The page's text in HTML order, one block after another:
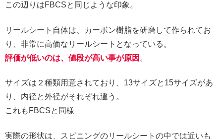
この辺りはFBCSと同じような印象。
リールシート自体は、カーボン樹脂を研磨して作られてお
り、非常に高価なリールシートとなっている。
評価が低いのは、値段が高い事が原因 。
サイズは２種類用意されており、13サイズと15サイズがあ
り、内径と外径がそれぞれ違う。
これもFBCSと同様
実際の形状は、スピニングのリールシートの中では近いも